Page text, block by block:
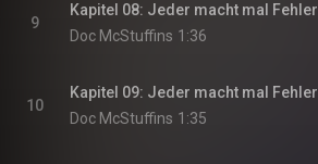
9
Kapitel 08: Jeder macht mal Fehler
Doc McStuffins 1:36
10
Kapitel 09: Jeder macht mal Fehler
Doc McStuffins 1:35